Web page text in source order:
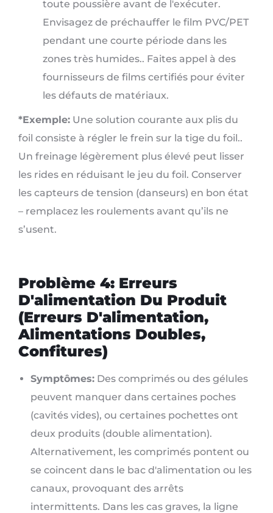
toute poussière avant de l'exécuter.
Envisagez de préchauffer le film PVC/PET
pendant une courte période dans les
zones très humides.. Faites appel à des
fournisseurs de films certifiés pour éviter
les défauts de matériaux.
*Exemple: Une solution courante aux plis du
foil consiste à régler le frein sur la tige du foil..
Un freinage légèrement plus élevé peut lisser
les rides en réduisant le jeu du foil. Conserver
les capteurs de tension (danseurs) en bon état
– remplacez les roulements avant qu’ils ne
s’usent.
Problème 4: Erreurs
D'alimentation Du Produit
(Erreurs D'alimentation,
Alimentations Doubles,
Confitures)
Symptômes: Des comprimés ou des gélules
peuvent manquer dans certaines poches
(cavités vides), ou certaines pochettes ont
deux produits (double alimentation).
Alternativement, les comprimés pontent ou
se coincent dans le bac d'alimentation ou les
canaux, provoquant des arrêts
intermittents. Dans les cas graves, la ligne